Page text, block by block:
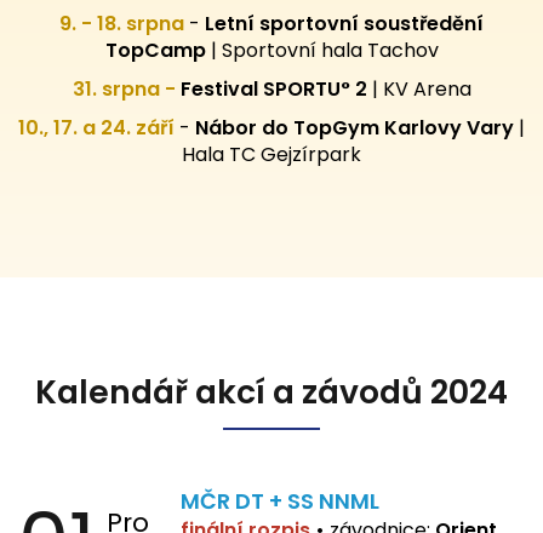
9. - 18. srpna - Letní sportovní soustředění
TopCamp| Sportovní hala Tachov
31. srpna - Festival SPORTU° 2 | KV Arena
10., 17. a 24. září - Nábor do TopGym Karlovy Vary |
Hala TC Gejzírpark
Kalendář akcí a závodů 2024
Pro
MČR DT + SS NNML